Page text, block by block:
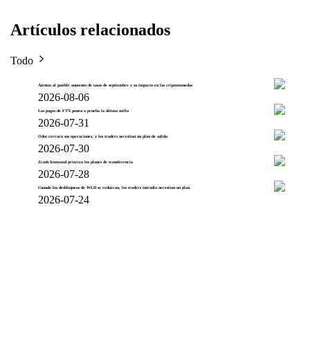
Artículos relacionados
Todo
Atentos al posible aumento de tasas de septiembre y su impacto en las criptomonedas
2026-08-06
Los pagos de FTX ponen a prueba la última milla
2026-07-31
Odos cerrará sus operaciones, y los traders necesitan un plan de salida
2026-07-30
Zcash Ironwood prioriza los planes de transferencia
2026-07-28
Cuando los desbloqueos de WLD se reduzcan, los traders intradía necesitan un plan
2026-07-24